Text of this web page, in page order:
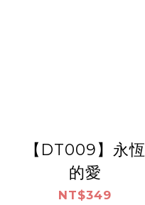
【DT009】永恆
的愛
NT$349